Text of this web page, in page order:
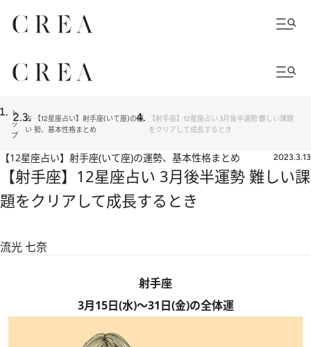
ト
ッ
プ
占
い
【12星座占い】射手座(いて座)の運
勢、基本性格まとめ
【射手座】12星座占い 3月後半運勢 難しい課題
をクリアして成長するとき
【12星座占い】射手座(いて座)の運勢、基本性格まとめ 2023.3.13
【射手座】12星座占い 3月後半運勢 難しい課
題をクリアして成長するとき
流光 七奈
射手座
3月15日(水)～31日(金)の全体運